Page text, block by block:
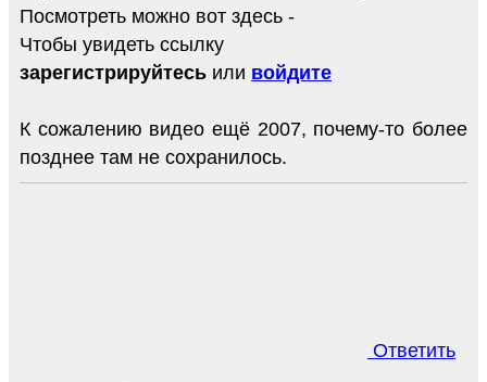
Посмотреть можно вот здесь -
Чтобы увидеть ссылку
зарегистрируйтесь или войдите
К сожалению видео ещё 2007, почему-то более
позднее там не сохранилось.
Ответить